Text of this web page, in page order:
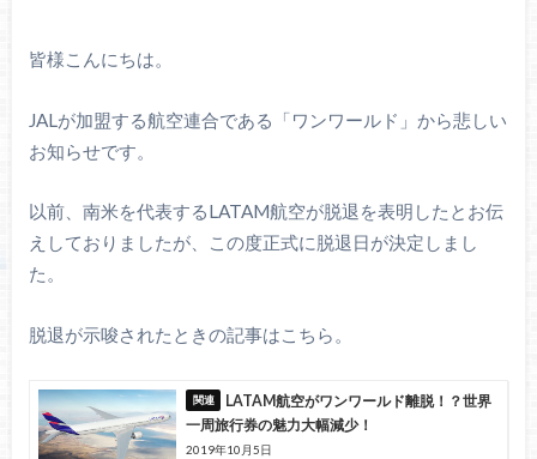
皆様こんにちは。
JALが加盟する航空連合である「ワンワールド」から悲しい
お知らせです。
以前、南米を代表するLATAM航空が脱退を表明したとお伝
えしておりましたが、この度正式に脱退日が決定しまし
た。
脱退が示唆されたときの記事はこちら。
LATAM航空がワンワールド離脱！？世界
一周旅行券の魅力大幅減少！
2019年10月5日